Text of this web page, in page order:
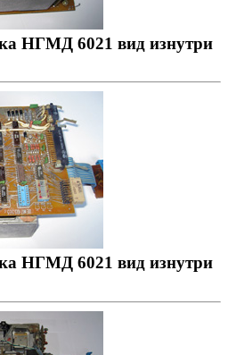
НГМД 6021 вид изнутри
НГМД 6021 вид изнутри